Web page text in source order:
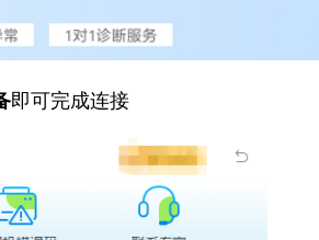
即可完成连接